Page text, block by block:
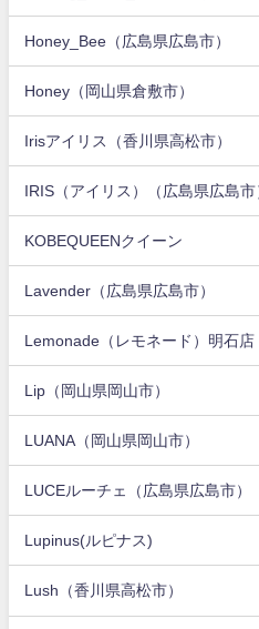
Honey_Bee（広島県広島市）
Honey（岡山県倉敷市）
Irisアイリス（香川県高松市）
IRIS（アイリス）（広島県広島市
KOBEQUEENクイーン
Lavender（広島県広島市）
Lemonade（レモネード）明石店
Lip（岡山県岡山市）
LUANA（岡山県岡山市）
LUCEルーチェ（広島県広島市）
Lupinus(ルピナス)
Lush（香川県高松市）